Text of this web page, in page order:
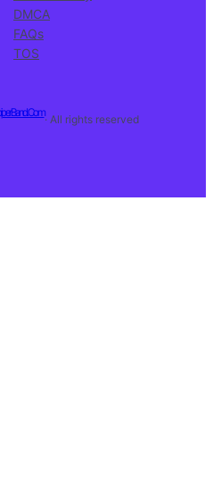
DMCA
FAQs
TOS
· All rights reserved